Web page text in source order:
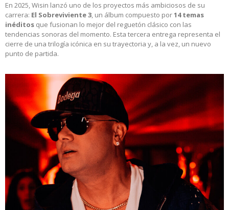
En 2025, Wisin lanzó uno de los proyectos más ambiciosos de su
carrera: El Sobreviviente 3, un álbum compuesto por14 temas
inéditos que fusionan lo mejor del reguetón clásico con las
tendencias sonoras del momento. Esta tercera entrega representa el
cierre de una trilogía icónica en su trayectoria y, a la vez, un nuevo
punto de partida.